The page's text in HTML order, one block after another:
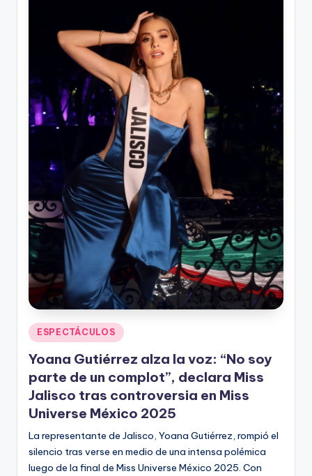
Publicado
en
ESPECTÁCULOS
Yoana Gutiérrez alza la voz: “No soy
parte de un complot”, declara Miss
Jalisco tras controversia en Miss
Universe México 2025
La representante de Jalisco, Yoana Gutiérrez, rompió el
silencio tras verse en medio de una intensa polémica
luego de la final de Miss Universe México 2025. Con